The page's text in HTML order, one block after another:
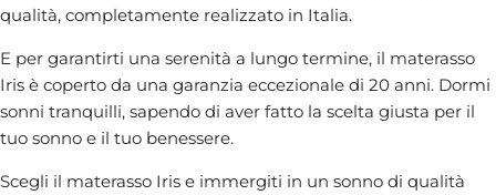
qualità, completamente realizzato in Italia.
E per garantirti una serenità a lungo termine, il materasso
Iris è coperto da una garanzia eccezionale di 20 anni. Dormi
sonni tranquilli, sapendo di aver fatto la scelta giusta per il
tuo sonno e il tuo benessere.
Scegli il materasso Iris e immergiti in un sonno di qualità